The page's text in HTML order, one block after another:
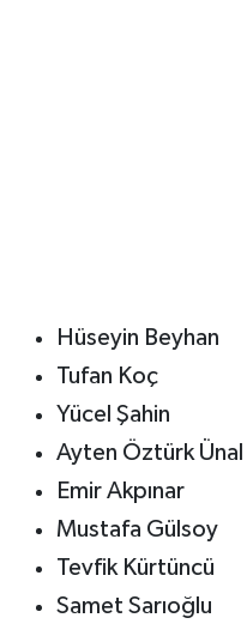
Hüseyin Beyhan
Tufan Koç
Yücel Şahin
Ayten Öztürk Ünal
Emir Akpınar
Mustafa Gülsoy
Tevfik Kürtüncü
Samet Sarıoğlu